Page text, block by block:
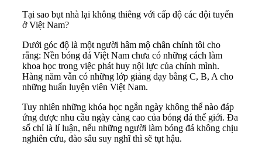
Tại sao bụt nhà lại không thiêng với cấp độ các đội tuyển
ở Việt Nam?
Dưới góc độ là một người hâm mộ chân chính tôi cho
rằng: Nền bóng đá Việt Nam chưa có những cách làm
khoa học trong việc phát huy nội lực của chính mình.
Hàng năm vẫn có những lớp giảng dạy bằng C, B, A cho
những huấn luyện viên Việt Nam.
Tuy nhiên những khóa học ngắn ngày không thể nào đáp
ứng được nhu cầu ngày càng cao của bóng đá thế giới. Đa
số chỉ là lí luận, nếu những người làm bóng đá không chịu
nghiên cứu, đào sâu suy nghĩ thì sẽ tụt hậu.